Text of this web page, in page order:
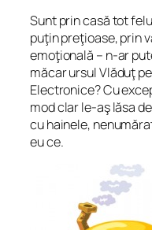
Sunt prin casă tot
puţin preţioase, prin
emoţională – n-ar
măcar ursul Vlăduţ
Electronice? Cu
mod clar le-aş lăsa
cu hainele,
eu ce.